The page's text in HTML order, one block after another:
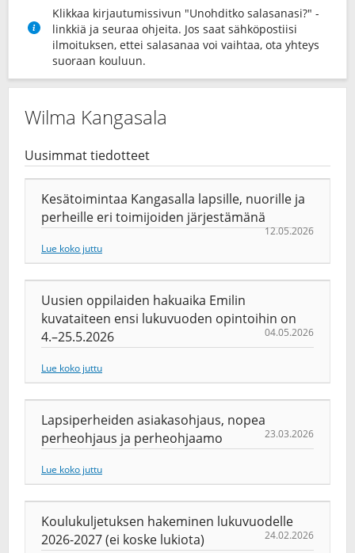
Klikkaa kirjautumissivun "Unohditko salasanasi?" -
linkkiä ja seuraa ohjeita. Jos saat sähköpostiisi
ilmoituksen, ettei salasanaa voi vaihtaa, ota yhteys
suoraan kouluun.
Wilma Kangasala
Uusimmat tiedotteet
Kesätoimintaa Kangasalla lapsille, nuorille ja
perheille eri toimijoiden järjestämänä
12.05.2026
Lue koko juttu
Uusien oppilaiden hakuaika Emilin
kuvataiteen ensi lukuvuoden opintoihin on
4.–25.5.2026
04.05.2026
Lue koko juttu
Lapsiperheiden asiakasohjaus, nopea
perheohjaus ja perheohjaamo
23.03.2026
Lue koko juttu
Koulukuljetuksen hakeminen lukuvuodelle
2026-2027 (ei koske lukiota)
24.02.2026